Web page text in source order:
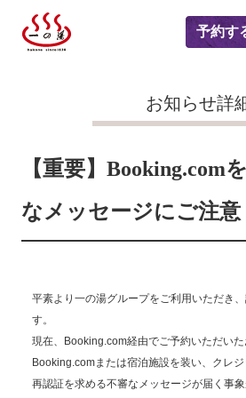
予約す
お知らせ詳
【重要】Booking.com
なメッセージにご注
平素より一の湯グループをご利用いただき
す。
現在、Booking.com経由でご予約いただいた
Booking.comまたは宿泊施設を装い、クレ
再認証を求める不審なメッセージが届く事象